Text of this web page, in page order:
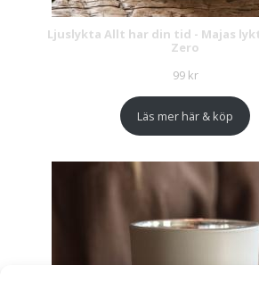
Ljuslykta Allt har din tid - Majas
Zero
99 kr
Läs mer här & köp